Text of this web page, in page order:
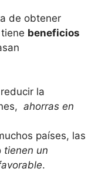
de obtener
beneficios
la⁣
ahorras en
⁣países, las​
tienen un
.